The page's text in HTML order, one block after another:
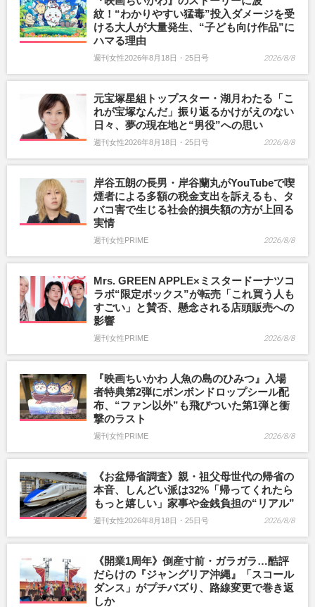
紋！“わかりやすい猛毒”投入ダメージを受
ける大人が大量発生、“子ども向け作品”に
ハマる理由
週刊女性2026年8月18日・25日号 2026/8/8
元宝塚星組トップスター・湖月わたる「こ
れが宝塚なんだ」振り返るかけがえのない
日々、夢の現在地と“男役”への思い
週刊女性2026年8月18日・25日号 2026/8/8
岸谷五朗の長男・岸谷蘭丸がYouTubeで喫
煙者による多額の税金支出を訴えるも、タ
バコ害で生じる社会的損失額の方が上回る
実情
週刊女性PRIME 2026/8/8
Mrs. GREEN APPLE×ミスタードーナツコ
ラボ“限定ボックス”が転売「これ買う人も
すごい」と賛否、懸念される店頭販売への
影響
週刊女性PRIME 2026/8/8
『映画ちいかわ 人魚の島のひみつ』入場
者特典第2弾にボンボンドロップシール配
布、“ファン以外”も飛びついた第1弾と衝
撃のラスト
週刊女性PRIME 2026/8/8
《お盆帰省調査》親・祖父母世代の帰省の
本音、しんどい派は32%「帰ってくれたら
もっと嬉しい」家事や金銭負担の“リアル”
週刊女性2026年8月18日・25日号 2026/8/8
《開業1周年》倒産寸前・ガラガラ…酷評
だらけの『ジャングリア沖縄』「スコール
ダンス」がプチバズり、路線変更で巻き返
しか